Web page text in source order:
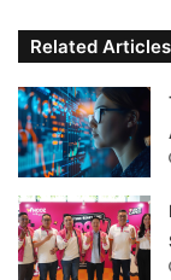
Related Articles